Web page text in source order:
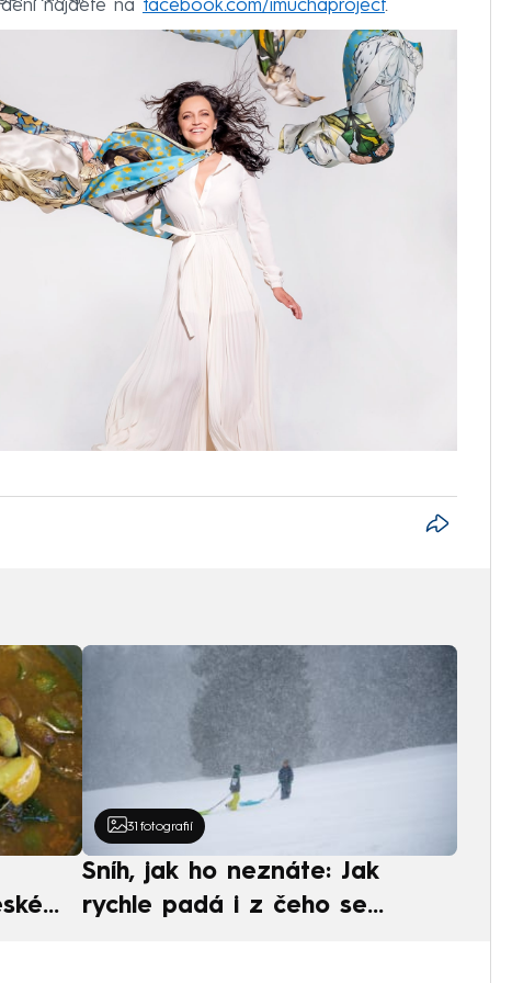
najdete na facebook.com/imuchaproject.
31 fotografií
Sníh, jak ho neznáte: Jak
rychle padá i z čeho se